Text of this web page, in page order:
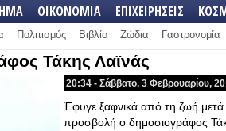
ΟΙΚΟΝΟΜΙΑ ΕΠΙΧΕΙΡΗΣΕΙΣ
Πολιτισμός Βιβλίο Ζώδια Γαστρονομία
Τάκης Λαϊνάς
20:34 - Σάββατο, 3 Φεβρουαρίου,
Έφυγε ξαφνικά από τη ζωή
προσβολή ο δημοσιογράφος